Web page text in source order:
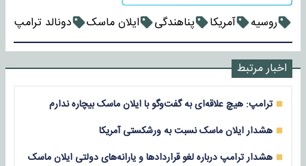
روسیه آمریکا پناهندگی ایلان ماسک دونالد ترامپ
اخبار مرتبط
ترامپ: هیچ علاقه‌ای به گفت‌وگو با ایلان ماسک بیچاره ندارم
هشدار ایلان ماسک نسبت به ورشکستی آمریکا
هشدار ترامپ درباره لغو قراردادها و یارانه‌های دولتی ایلان ماسک